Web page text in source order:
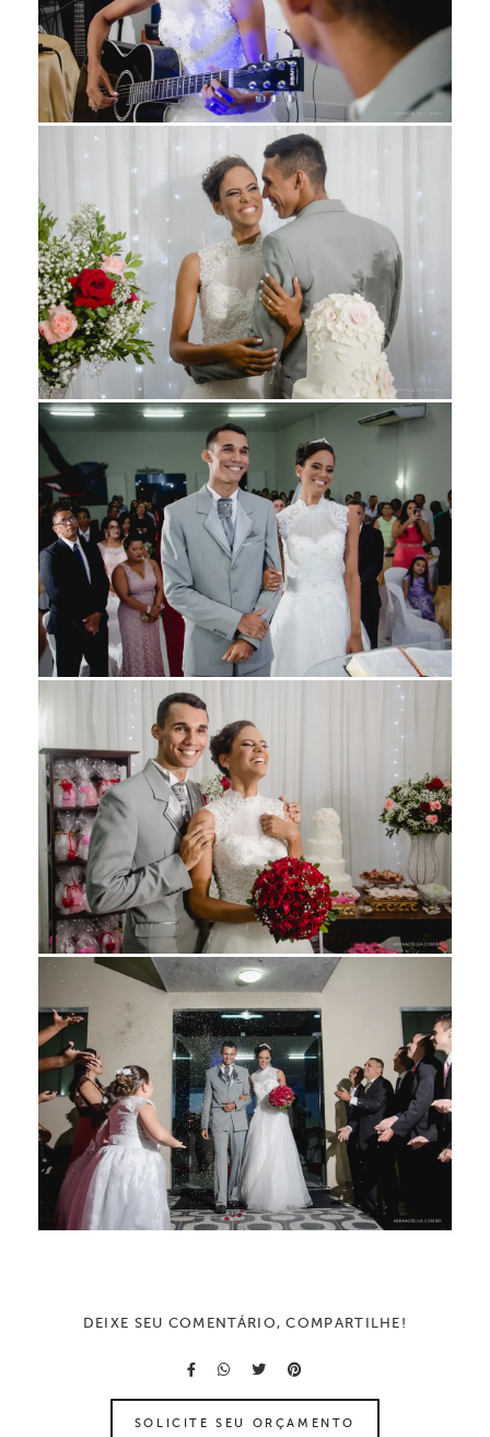
DEIXE SEU COMENTÁRIO, COMPARTILHE!
SOLICITE SEU ORÇAMENTO